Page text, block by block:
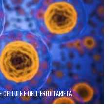
E DELL’EREDITARIETÀ